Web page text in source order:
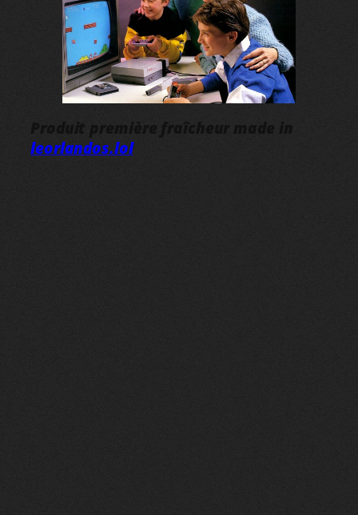
Produit première fraîcheur made in
leorlandos.lol